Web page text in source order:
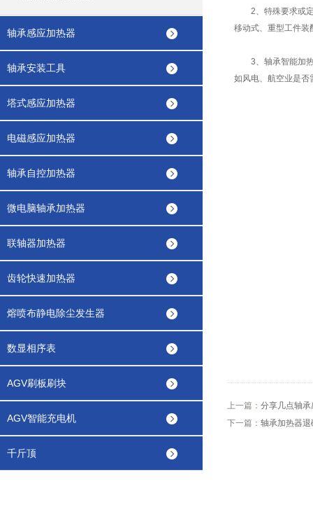
轴承感应加热器
轴承安装工具
塔式感应加热器
电磁感应加热器
轴承自控加热器
微电脑轴承加热器
联轴器加热器
齿轮快速加热器
熔喷布静电除尘发生器
数显相序表
AGV刷板刷块
AGV智能充电机
千斤顶
2、特殊要求或定
移动式、重型工件装
3、轴承智能加热
如风电、航空业是否
上一篇： 分享几点轴
下一篇： 轴承加热器